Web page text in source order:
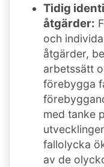
Tidig
åtgärder:
och
åtgärder,
arbetssätt
förebygga
med tanke
fallolycka
av de